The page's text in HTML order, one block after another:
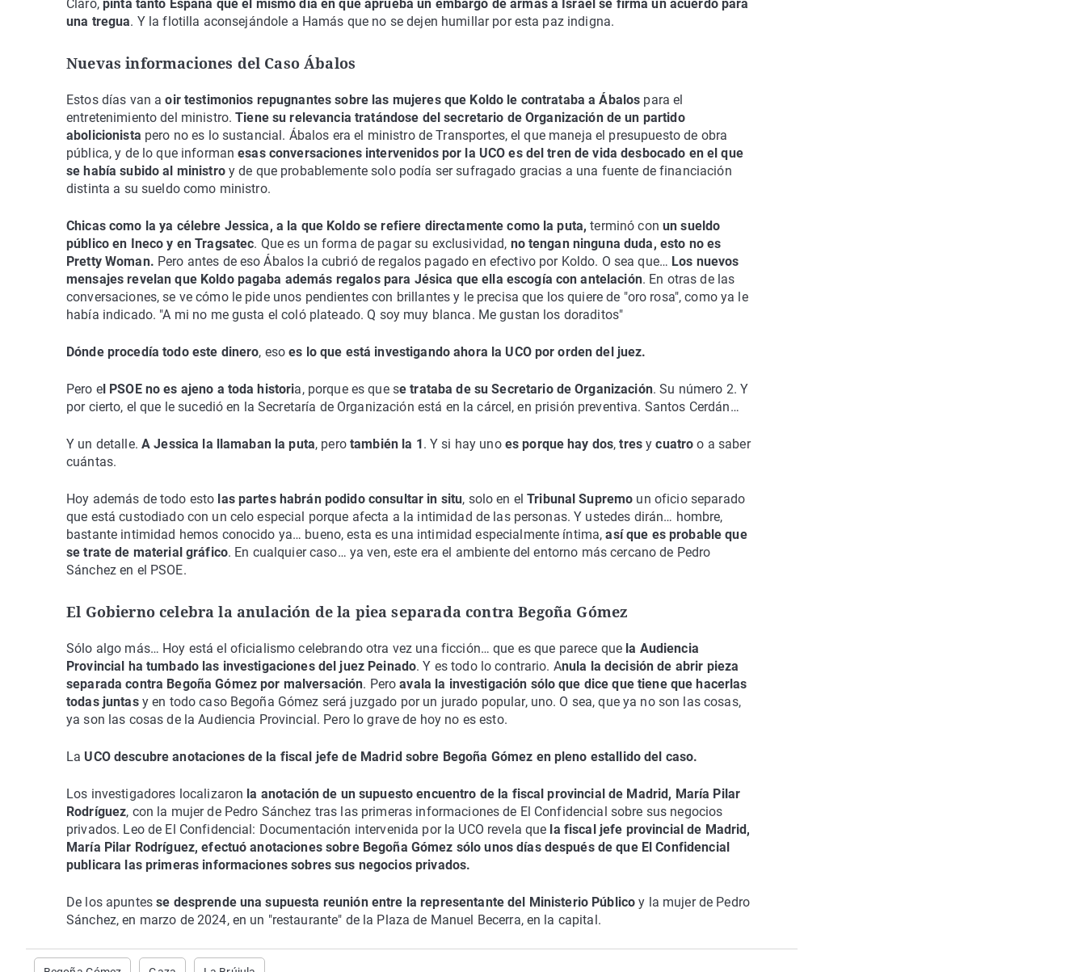
Claro, pinta tanto España que el mismo día en que aprueba un embargo de armas a Israel se firma un acuerdo para
una tregua. Y la flotilla aconsejándole a Hamás que no se dejen humillar por esta paz indigna.
Nuevas informaciones del Caso Ábalos
Estos días van aoir testimonios repugnantes sobre las mujeres que Koldo le contrataba a Ábalos para el
entretenimiento del ministro.Tiene su relevancia tratándose del secretario de Organización de un partido
abolicionista pero no es lo sustancial. Ábalos era el ministro de Transportes, el que maneja el presupuesto de obra
pública, y de lo que informanesas conversaciones intervenidos por la UCO es del tren de vida desbocado en el que
se había subido al ministroy de que probablemente solo podía ser sufragado gracias a una fuente de financiación
distinta a su sueldo como ministro.
Chicas como la ya célebre Jessica, a la que Koldo se refiere directamente como la puta, terminó con un sueldo
público en Ineco y en Tragsatec. Que es un forma de pagar su exclusividad, no tengan ninguna duda, esto no es
Pretty Woman. Pero antes de eso Ábalos la cubrió de regalos pagado en efectivo por Koldo. O sea que… Los nuevos
mensajes revelan que Koldo pagaba además regalos para Jésica que ella escogía con antelación. En otras de las
conversaciones, se ve cómo le pide unos pendientes con brillantes y le precisa que los quiere de "oro rosa", como ya le
había indicado. "A mi no me gusta el coló plateado. Q soy muy blanca. Me gustan los doraditos"
Dónde procedía todo este dinero, eso es lo que está investigando ahora la UCO por orden del juez.
Pero el PSOE no es ajeno a toda historia, porque es que se trataba de su Secretario de Organización. Su número 2. Y
por cierto, el que le sucedió en la Secretaría de Organización está en la cárcel, en prisión preventiva. Santos Cerdán…
Y un detalle. A Jessica la llamaban la puta, perotambién la 1 . Y si hay uno es porque hay dos,tresycuatroo a saber
cuántas.
Hoy además de todo esto las partes habrán podido consultar in situ, solo en el Tribunal Supremo un oficio separado
que está custodiado con un celo especial porque afecta a la intimidad de las personas. Y ustedes dirán… hombre,
bastante intimidad hemos conocido ya… bueno, esta es una intimidad especialmente íntima,así que es probable que
se trate de material gráfico. En cualquier caso… ya ven, este era el ambiente del entorno más cercano de Pedro
Sánchez en el PSOE.
El Gobierno celebra la anulación de la piea separada contra Begoña Gómez
Sólo algo más… Hoy está el oficialismo celebrando otra vez una ficción… que es que parece que la Audiencia
Provincial ha tumbado las investigaciones del juez Peinado. Y es todo lo contrario. Anula la decisión de abrir pieza
separada contra Begoña Gómez por malversación. Pero avala la investigación sólo que dice que tiene que hacerlas
todas juntasy en todo caso Begoña Gómez será juzgado por un jurado popular, uno. O sea, que ya no son las cosas,
ya son las cosas de la Audiencia Provincial. Pero lo grave de hoy no es esto.
La UCO descubre anotaciones de la fiscal jefe de Madrid sobre Begoña Gómez en pleno estallido del caso.
Los investigadores localizaron la anotación de un supuesto encuentro de la fiscal provincial de Madrid, María Pilar
Rodríguez, con la mujer de Pedro Sánchez tras las primeras informaciones de El Confidencial sobre sus negocios
privados. Leo de El Confidencial: Documentación intervenida por la UCO revela que la fiscal jefe provincial de Madrid,
María Pilar Rodríguez, efectuó anotaciones sobre Begoña Gómez sólo unos días después de que El Confidencial
publicara las primeras informaciones sobres sus negocios privados.
De los apuntesse desprende una supuesta reunión entre la representante del Ministerio Públicoy la mujer de Pedro
Sánchez, en marzo de 2024, en un "restaurante" de la Plaza de Manuel Becerra, en la capital.